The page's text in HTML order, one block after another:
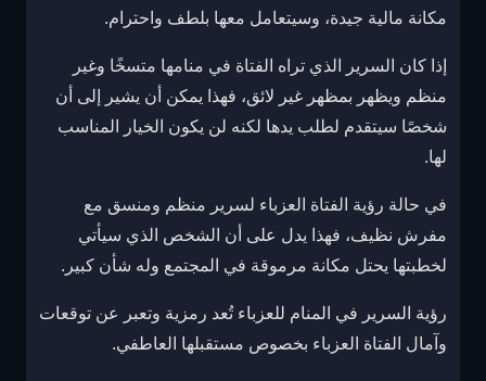
مكانة مالية جيدة، وسيتعامل معها بلطف واحترام.
إذا كان السرير الذي تراه الفتاة في منامها متسخًا وغير
منظم ويظهر بمظهر غير لائق، فهذا يمكن أن يشير إلى أن
شخصًا سيتقدم لطلب يدها لكنه لن يكون الخيار المناسب
لها.
في حالة رؤية الفتاة العزباء لسرير منظم ومنسق مع
مفرش نظيف، فهذا يدل على أن الشخص الذي سيأتي
لخطبتها يحتل مكانة مرموقة في المجتمع وله شأن كبير.
رؤية السرير في المنام للعزباء تُعد رمزية وتعبر عن توقعات
وآمال الفتاة العزباء بخصوص مستقبلها العاطفي.